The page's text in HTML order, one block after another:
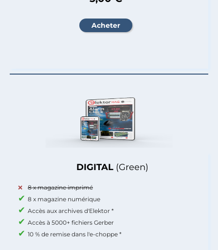
DIGITAL (Green)
8 x magazine imprimé
8 x magazine numérique
Accès aux archives d'Elektor *
Accès à 5000+ fichiers Gerber
10 % de remise dans l'e-choppe *